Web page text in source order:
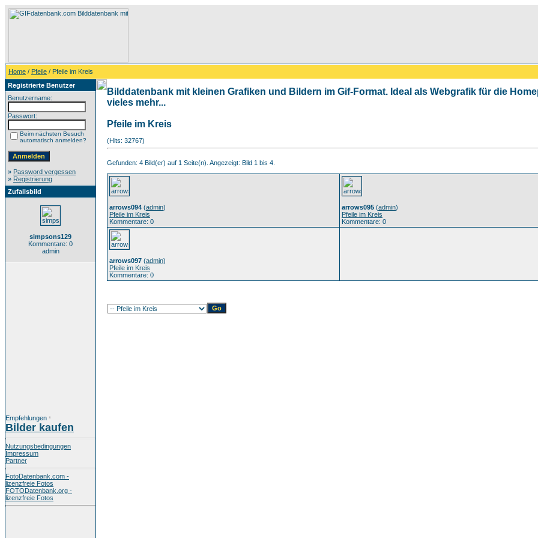
Home / Pfeile / Pfeile im Kreis
Registrierte Benutzer
Benutzername:
Passwort:
Beim nächsten Besuch
automatisch anmelden?
» Password vergessen
» Registrierung
Zufallsbild
simpsons129
Kommentare: 0
admin
Empfehlungen *
Bilder kaufen
Nutzungsbedingungen
Impressum
Partner
FotoDatenbank.com -
lizenzfreie Fotos
FOTODatenbank.org -
lizenzfreie Fotos
Bilddatenbank mit kleinen Grafiken und Bildern im Gif-Format. Ideal als Webgrafik für die
vieles mehr...
Pfeile im Kreis
(Hits: 32767)
Gefunden: 4 Bild(er) auf 1 Seite(n). Angezeigt: Bild 1 bis 4.
arrows094 (admin)
Pfeile im Kreis
Kommentare: 0
arrows095 (admin)
Pfeile im Kreis
Kommentare: 0
arrows097 (admin)
Pfeile im Kreis
Kommentare: 0